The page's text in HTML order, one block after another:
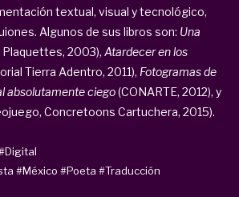
textual, visual y tecnológico,
Algunos de sus libros son: Una
Plaquettes, 2003), Atardecer en los
Tierra Adentro, 2011), Fotogramas de
absolutamente ciego(CONARTE, 2012), y
Concretoons Cartuchera, 2015).
#México #Poeta #Traducción